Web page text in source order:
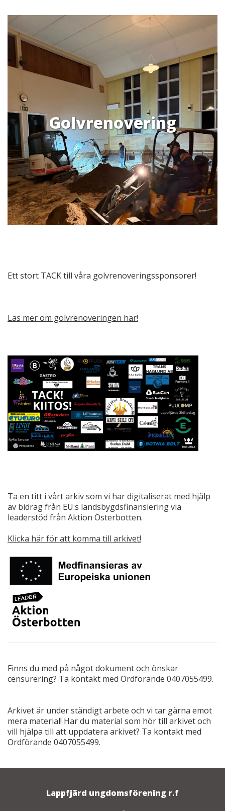
Golvrenovering
Ett stort TACK till våra golvrenoveringssponsorer!
Läs mer om golvrenoveringen här!
Ta en titt i vårt arkiv som vi har digitaliserat med hjälp
av bidrag från EU:s landsbygdsfinansiering via
leaderstöd från Aktion Österbotten.
Klicka här för att komma till arkivet!
Finns du med på något dokument och önskar
censurering? Ta kontakt med Ordförande 0407055499.
Arkivet är under ständigt arbete och vi tar gärna emot
mera material! Har du material som hör till arkivet och
vill hjälpa till att uppdatera arkivet? Ta kontakt med
Ordförande 0407055499.
Lappfjärd ungdomsförening r.f